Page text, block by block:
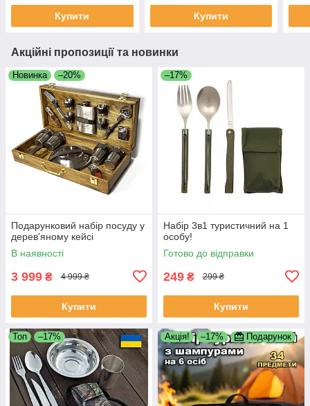
Купити Купити
Акційні пропозиції та новинки
Новинка –20%
Подарунковий набір посуду у
дерев'яному кейсі
В наявності
3 999 ₴ 4 999 ₴
Купити
–17%
Набір 3в1 туристичний на 1
особу!
Готово до відправки
249 ₴ 299 ₴
Купити
Топ –17% Акція! –17% Подарунок